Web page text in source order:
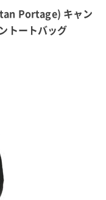
Portage) キャン
トートバッグ